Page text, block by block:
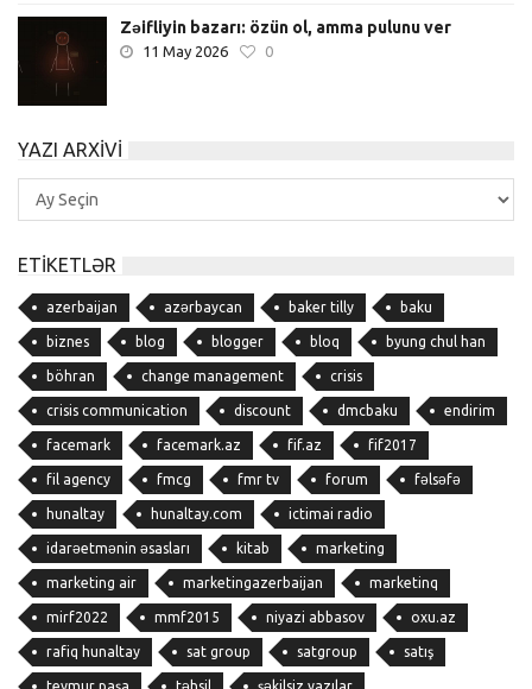
Zəifliyin bazarı: özün ol, amma pulunu ver
11 May 2026 0
YAZI ARXIVI
Yazı
Arxivi
ETIKETLƏR
azerbaijan azərbaycan baker tilly baku
biznes blog blogger bloq byung chul han
böhran change management crisis
crisis communication discount dmcbaku endirim
facemark facemark.az fif.az fif2017
fil agency fmcg fmr tv forum fəlsəfə
hunaltay hunaltay.com ictimai radio
idarəetmənin əsasları kitab marketing
marketing air marketingazerbaijan marketinq
mirf2022 mmf2015 niyazi abbasov oxu.az
rafiq hunaltay sat group satgroup satış
teymur paşa təhsil şəkilsiz yazılar